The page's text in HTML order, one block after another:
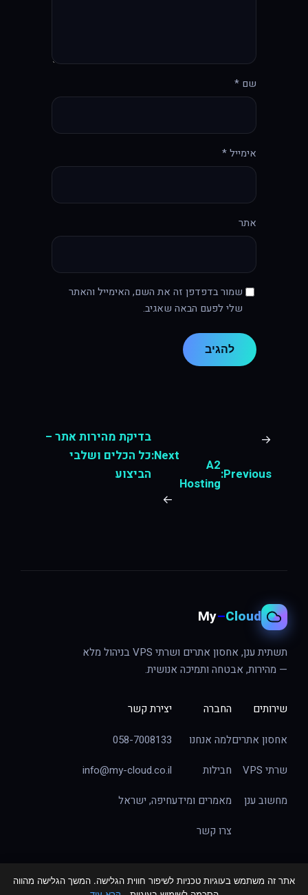
שם*
אימייל*
אתר
שמור בדפדפן זה את השם, האימייל והאתר
שלי לפעם הבאה שאגיב.
←
Previous:
A2
Hosting
Next:
בדיקת מהירות אתר –
כל הכלים ושלבי
הביצוע
→
My–Cloud
תשתית ענן, אחסון אתרים ושרתי VPS בניהול מלא
— מהירות, אבטחה ותמיכה אנושית.
שירותים
אחסון אתרים
שרתי VPS
מחשוב ענן
החברה
למה אנחנו
חבילות
מאמרים ומידע
צרו קשר
יצירת קשר
058-7008133
info@my-cloud.co.il
חיפה, ישראל
אתר זה משתמש בעוגיות טכניות לשיפור חווית הגלישה. המשך הגלישה מהווה